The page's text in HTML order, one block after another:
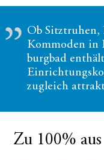
Ob Sitztruhen,
Kommoden in
burgbad
zugleich
Zu 100%